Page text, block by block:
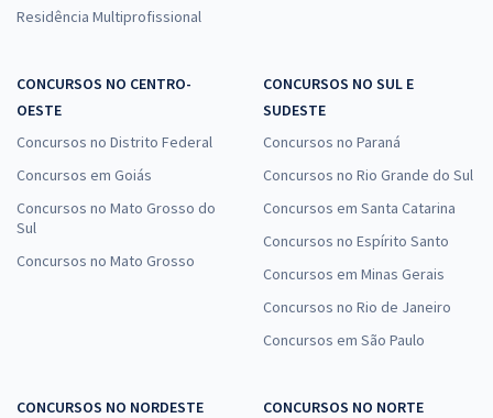
Residência Multiprofissional
CONCURSOS NO CENTRO-
OESTE
Concursos no Distrito Federal
Concursos em Goiás
Concursos no Mato Grosso do
Sul
Concursos no Mato Grosso
CONCURSOS NO SUL E
SUDESTE
Concursos no Paraná
Concursos no Rio Grande do Sul
Concursos em Santa Catarina
Concursos no Espírito Santo
Concursos em Minas Gerais
Concursos no Rio de Janeiro
Concursos em São Paulo
CONCURSOS NO NORDESTE
CONCURSOS NO NORTE